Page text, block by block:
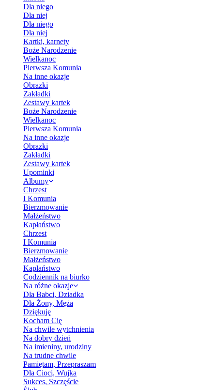
Dla niego
Dla niej
Dla niego
Dla niej
Kartki, karnety
Boże Narodzenie
Wielkanoc
Pierwsza Komunia
Na inne okazje
Obrazki
Zakładki
Zestawy kartek
Boże Narodzenie
Wielkanoc
Pierwsza Komunia
Na inne okazje
Obrazki
Zakładki
Zestawy kartek
Upominki
Albumy
Chrzest
I Komunia
Bierzmowanie
Małżeństwo
Kapłaństwo
Chrzest
I Komunia
Bierzmowanie
Małżeństwo
Kapłaństwo
Codziennik na biurko
Na różne okazje
Dla Babci, Dziadka
Dla Żony, Męża
Dziękuję
Kocham Cię
Na chwile wytchnienia
Na dobry dzień
Na imieniny, urodziny
Na trudne chwile
Pamiętam, Przepraszam
Dla Cioci, Wujka
Sukces, Szczęście